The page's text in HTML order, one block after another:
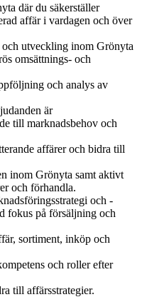
där du säkerställer
affär i vardagen och över
utveckling inom Grönyta
omsättnings- och
och analys av
är
till marknadsbehov och
affärer och bidra till
inom Grönyta samt aktivt
och förhandla.
och -
fokus på försäljning och
sortiment, inköp och
och roller efter
till affärsstrategier.